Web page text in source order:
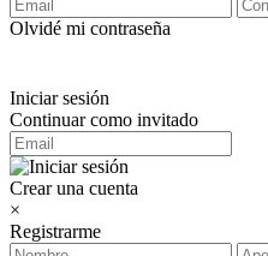
Olvidé mi contraseña
Iniciar sesión
Continuar como invitado
Crear una cuenta
×
Registrarme